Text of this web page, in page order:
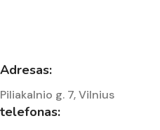
Adresas:
Piliakalnio g. 7, Vilnius
telefonas: